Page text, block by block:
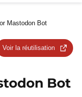
Mastodon Bot
Voir la réutilisation
Bot